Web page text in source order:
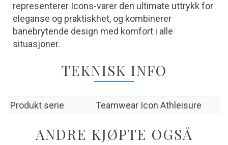
representerer Icons-varer den ultimate uttrykk for
eleganse og praktiskhet, og kombinerer
banebrytende design med komfort i alle
situasjoner.
TEKNISK INFO
Produkt serie Teamwear Icon Athleisure
ANDRE KJØPTE OGSÅ